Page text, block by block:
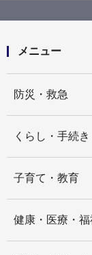
幹線道
メニュー
防災・救急
くらし・手続き
子育て・教育
健康・医療・福